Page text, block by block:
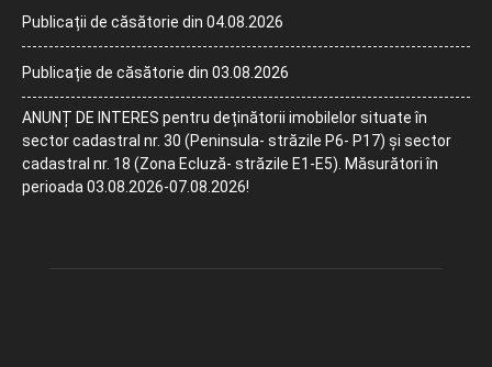
Publicații de căsătorie din 04.08.2026
Publicație de căsătorie din 03.08.2026
ANUNȚ DE INTERES pentru deținătorii imobilelor situate în
sector cadastral nr. 30 (Peninsula- străzile P6- P17) și sector
cadastral nr. 18 (Zona Ecluză- străzile E1-E5). Măsurători în
perioada 03.08.2026-07.08.2026!